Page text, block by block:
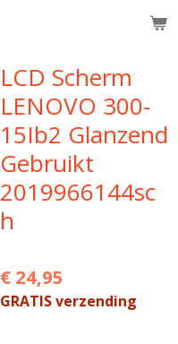
LCD Scherm
LENOVO 300-
15Ib2 Glanzend
Gebruikt
2019966144sc
h
€ 24,95
GRATIS verzending